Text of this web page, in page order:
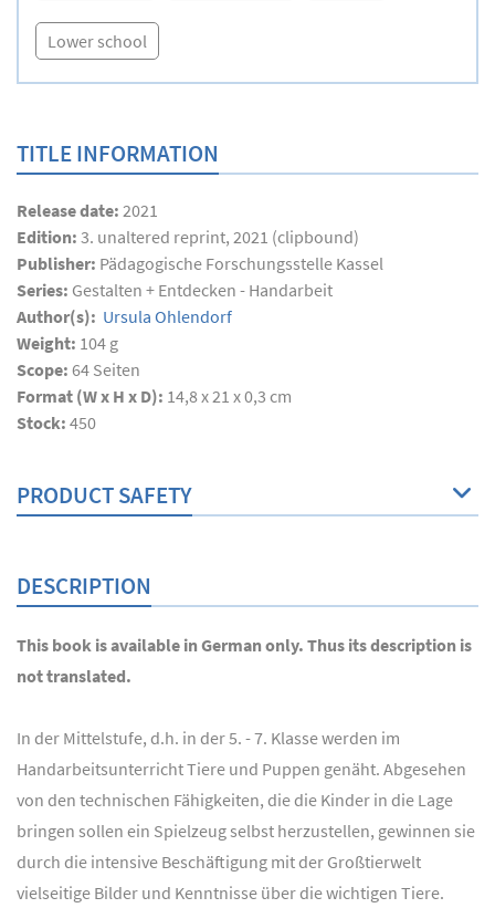
Lower school
TITLE INFORMATION
Release date: 2021
Edition: 3. unaltered reprint, 2021 (clipbound)
Publisher: Pädagogische Forschungsstelle Kassel
Series: Gestalten + Entdecken - Handarbeit
Author(s): Ursula Ohlendorf
Weight: 104 g
Scope: 64 Seiten
Format (W x H x D): 14,8 x 21 x 0,3 cm
Stock: 450
PRODUCT SAFETY
DESCRIPTION
This book is available in German only. Thus its description is
not translated.
In der Mittelstufe, d.h. in der 5. - 7. Klasse werden im
Handarbeitsunterricht Tiere und Puppen genäht. Abgesehen
von den technischen Fähigkeiten, die die Kinder in die Lage
bringen sollen ein Spielzeug selbst herzustellen, gewinnen sie
durch die intensive Beschäftigung mit der Großtierwelt
vielseitige Bilder und Kenntnisse über die wichtigen Tiere.